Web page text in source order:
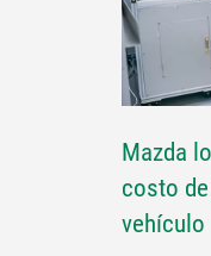
Mazda
costo
vehículo